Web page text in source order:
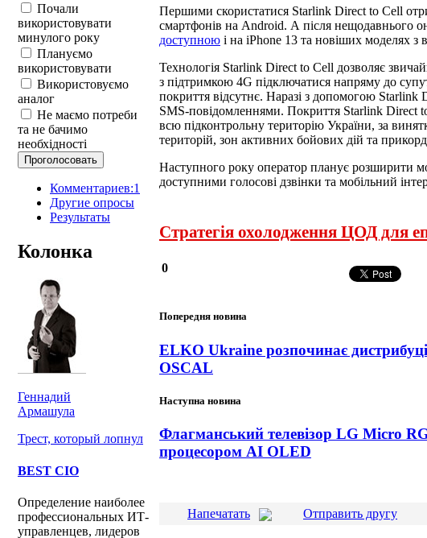
Почали
використовувати
минулого року
Плануємо
використовувати
Використовуємо
аналог
Не маємо потреби
та не бачимо
необхідності
Комментариев:1
Другие опросы
Результаты
Колонка
Геннадий
Армашула
Трест, который лопнул
BEST CIO
Определение наиболее
профессиональных ИТ-
управленцев, лидеров
Першими скористатися Starlink Direct to Cell
смартфонів на Android. А після нещодавнього
доступною і на iPhone 13 та новіших моделях з
Технологія Starlink Direct to Cell дозволяє
з підтримкою 4G підключатися напряму до
покриття відсутнє. Наразі з допомогою
SMS-повідомленнями. Покриття Starlink Direct
всю підконтрольну територію України, за
територій, зон активних бойових дій та
Наступного року оператор планує розширити
доступними голосові дзвінки та мобільний
Стратегія охолодження ЦОД для
0
Попередня новина
ELKO Ukraine розпочинає
OSCAL
Наступна новина
Флагманський телевізор LG Micro
процесором AI OLED
Напечатать Отправить другу